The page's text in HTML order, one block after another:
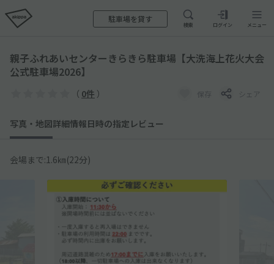
駐車場を貸す
検索 ログイン メニュー
親子ふれあいセンターきらきら駐車場【大洗海上花火大会
公式駐車場2026】
（ 0件 ） 保存 シェア
写真・地図詳細情報日時の指定 レビュー
会場まで:1.6㎞(22分)